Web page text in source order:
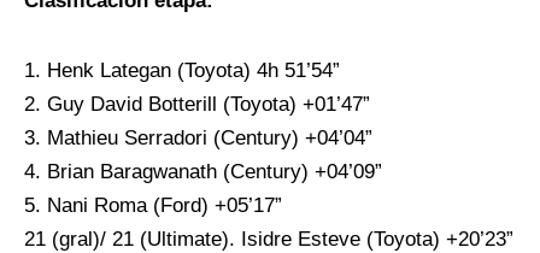
1. Henk Lategan (Toyota) 4h 51’54”
2. Guy David Botterill (Toyota) +01’47”
3. Mathieu Serradori (Century) +04’04”
4. Brian Baragwanath (Century) +04’09”
5. Nani Roma (Ford) +05’17”
21 (gral)/ 21 (Ultimate). Isidre Esteve (Toyota) +20’23”